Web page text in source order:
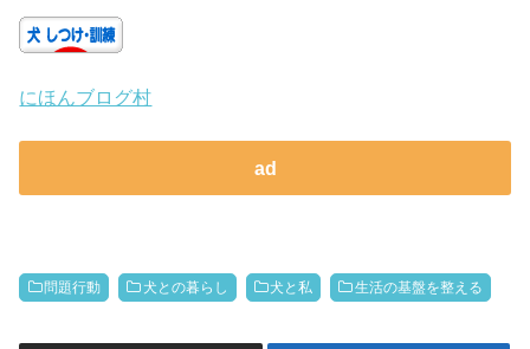
にほんブログ村
ad
問題行動 犬との暮らし 犬と私 生活の基盤を整える